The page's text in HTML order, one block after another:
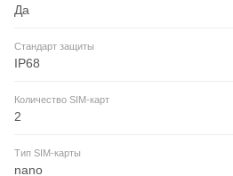
Да
Стандарт защиты
IP68
Количество SIM-карт
2
Тип SIM-карты
nano